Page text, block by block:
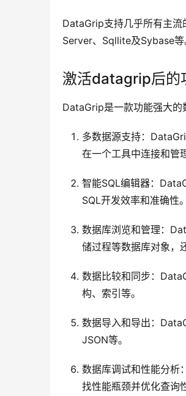
DataGrip支持几乎所有主
Server、Sqllite及Sybase等
激活datagrip后的
DataGrip是一款功能强大的
多数据源支持：
在一个工具中连接和管
智能SQL编辑器：
SQL开发效率和准确性。
数据库浏览和管理：
储过程等数据库对象，
数据比较和同步：
构、索引等。
数据导入和导出：
JSON等。
数据库调试和性能分析
找性能瓶颈并优化查询